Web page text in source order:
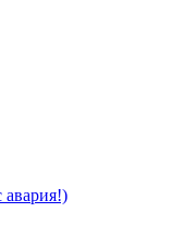
авария!)